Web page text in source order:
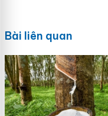
Bài liên quan